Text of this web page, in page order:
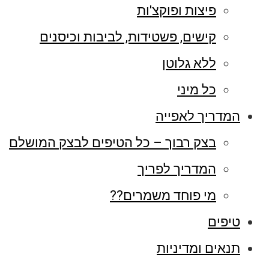
פיצות ופוקצ'ות
קישים, פשטידות, לביבות וכיסנים
ללא גלוטן
כל מיני
המדריך לאפייה
בצק רבוך – כל הטיפים לבצק המושלם
המדריך לפריך
מי פוחד משמרים??
טיפים
תנאים ומדיניות